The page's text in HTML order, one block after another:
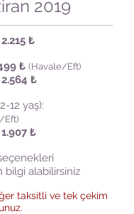
2019
2.215 ₺
₺ (Havale/Eft)
2.564 ₺
12 yaş):
Eft)
1.907₺
bilgi alabilirsiniz
taksitli ve tek çekim